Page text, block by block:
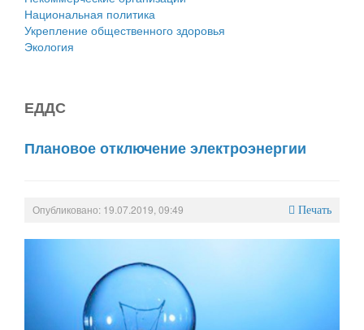
Национальная политика
Укрепление общественного здоровья
Экология
ЕДДС
Плановое отключение электроэнергии
Опубликовано: 19.07.2019, 09:49 Печать